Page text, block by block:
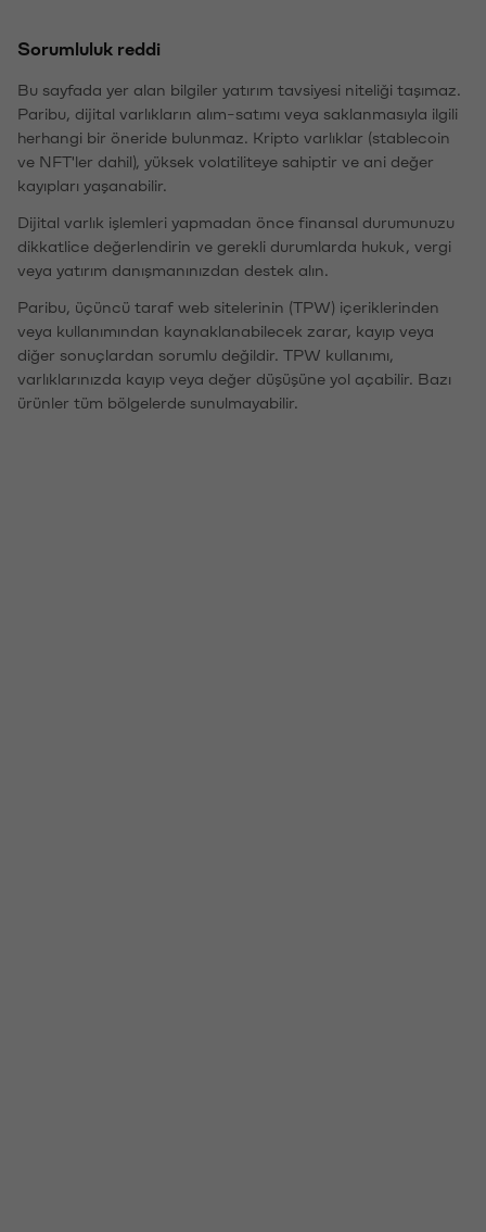
Sorumluluk reddi
Bu sayfada yer alan bilgiler yatırım tavsiyesi niteliği taşımaz.
Paribu, dijital varlıkların alım-satımı veya saklanmasıyla ilgili
herhangi bir öneride bulunmaz. Kripto varlıklar (stablecoin
ve NFT'ler dahil), yüksek volatiliteye sahiptir ve ani değer
kayıpları yaşanabilir.
Dijital varlık işlemleri yapmadan önce finansal durumunuzu
dikkatlice değerlendirin ve gerekli durumlarda hukuk, vergi
veya yatırım danışmanınızdan destek alın.
Paribu, üçüncü taraf web sitelerinin (TPW) içeriklerinden
veya kullanımından kaynaklanabilecek zarar, kayıp veya
diğer sonuçlardan sorumlu değildir. TPW kullanımı,
varlıklarınızda kayıp veya değer düşüşüne yol açabilir. Bazı
ürünler tüm bölgelerde sunulmayabilir.